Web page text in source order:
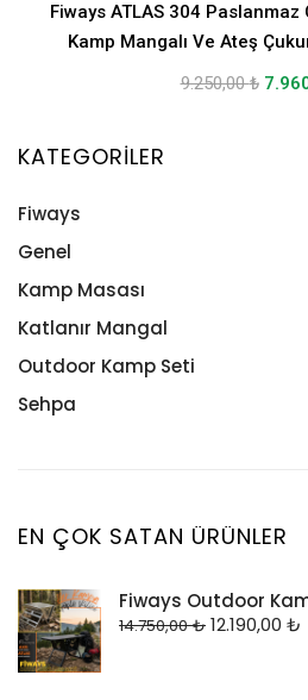
Fiways ATLAS 304 Paslanmaz
Kamp Mangalı Ve Ateş
9.250,00₺
KATEGORILER
Fiways
Genel
Kamp Masası
Katlanır Mangal
Outdoor Kamp Seti
Sehpa
EN ÇOK SATAN ÜRÜNLER
Fiways Outdoor
14.750,00₺ 12.190,00 ₺